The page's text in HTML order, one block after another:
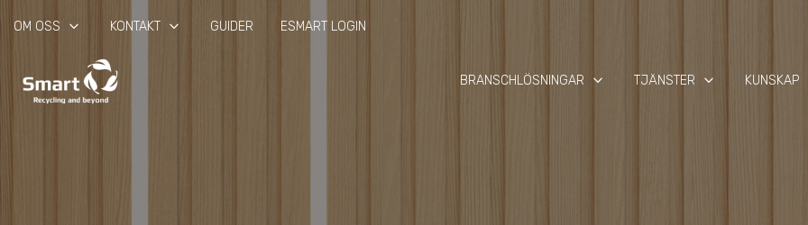
OM OSS keyboard_arrow_down KONTAKT keyboard_arrow_down GUIDER ESMART LOGIN
BRANSCHLÖSNINGAR keyboard_arrow_down TJÄNSTER keyboard_arrow_down KUNSKAP